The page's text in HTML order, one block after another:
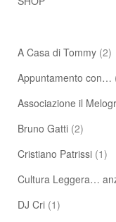
A Casa di Tommy (2)
Appuntamento con…
Associazione il
Bruno Gatti (2)
Cristiano Patrissi (1)
Cultura Leggera…
DJ Cri (1)